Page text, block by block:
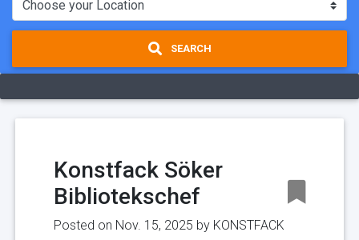
SEARCH
Konstfack Söker
Bibliotekschef
Posted on Nov. 15, 2025 by KONSTFACK